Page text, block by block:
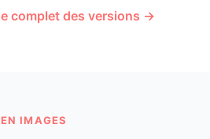
complet des versions →
EN IMAGES